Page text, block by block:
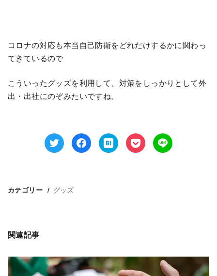
コロナの対応も本当自己防衛をどれだけするかに関わっ
てきているので
こういったグッズを利用して、対策をしっかりとして外
出・出社にのぞみたいですね。
カテゴリー グッズ
関連記事